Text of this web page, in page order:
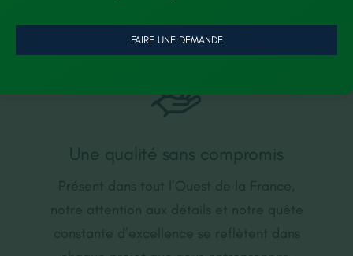
Une qualité sans compromis
FAIRE UNE DEMANDE